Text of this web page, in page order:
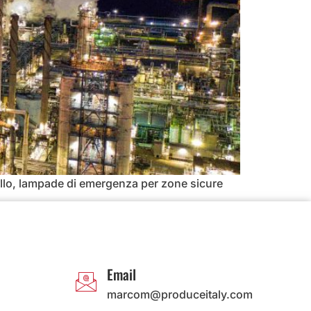
lampade di emergenza per zone sicure
Email
marcom@produceitaly.com